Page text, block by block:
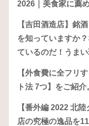
2026｜美食家に薦
【吉田酒造店】銘
を知っていますか
ているのだ！うま
【外食費に全フリ
ト法 7つ】をご紹
【番外編 2022 北
店の究極の逸品を